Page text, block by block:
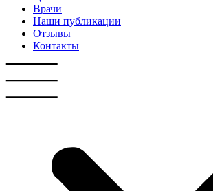
Врачи
Наши публикации
Отзывы
Контакты